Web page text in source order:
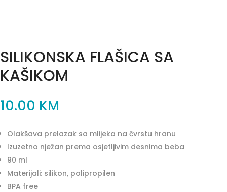
SILIKONSKA FLAŠICA SA
KAŠIKOM
10.00 KM
Olakšava prelazak sa mlijeka na čvrstu hranu
Izuzetno nježan prema osjetljivim desnima beba
90 ml
Materijali: silikon, polipropilen
BPA free